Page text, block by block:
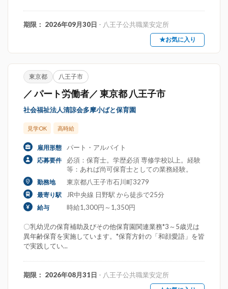
期限： 2026年09月30日 - 八王子公共職業安定所
★お気に入り
東京都 八王子市
／ パート労働者／ 東京都 八王子市
社会福祉法人清諒会多摩小ばと保育園
見学OK 高時給
雇用形態 パート・アルバイト
応募要件
必須：保育士。学歴必須 専修学校以上。経験
等：あれば尚可保育士としての業務経験。
勤務地 東京都八王子市石川町3279
最寄り駅 JR中央線 日野駅 から徒歩で25分
給与 時給1,300円～1,350円
〇乳幼児の保育補助及びその他保育園関連業務*3～5歳児は
異年齢保育を実施しています。*保育方針の「和顔愛語」を皆
で実践してい...
期限： 2026年08月31日 - 八王子公共職業安定所